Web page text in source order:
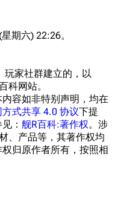
图标
览
期六) 22:26。
玩家社群建立的，以
科网站。
容如非特别声明，均在
式共享 4.0 协议下提
： 舰R百科:著作权。涉
、产品等，其著作权均
归原作者所有，按照相